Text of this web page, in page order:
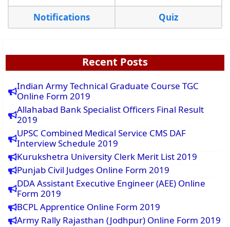
Notifications
Quiz
Recent Posts
Indian Army Technical Graduate Course TGC
Online Form 2019
Allahabad Bank Specialist Officers Final Result
2019
UPSC Combined Medical Service CMS DAF
Interview Schedule 2019
Kurukshetra University Clerk Merit List 2019
Punjab Civil Judges Online Form 2019
DDA Assistant Executive Engineer (AEE) Online
Form 2019
BCPL Apprentice Online Form 2019
Army Rally Rajasthan (Jodhpur) Online Form 2019